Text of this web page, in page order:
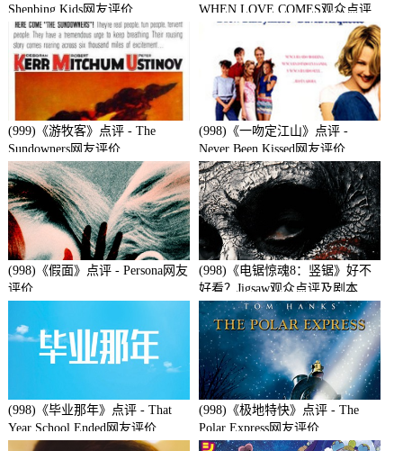
Shenbing Kids网友评价
WHEN LOVE COMES观众点评
(999)《游牧客》点评 - The
Sundowners网友评价
(998)《一吻定江山》点评 -
Never Been Kissed网友评价
(998)《假面》点评 - Persona网友
评价
(998)《电锯惊魂8：竖锯》好不
好看？Jigsaw观众点评及剧本
(998)《毕业那年》点评 - That
Year School Ended网友评价
(998)《极地特快》点评 - The
Polar Express网友评价